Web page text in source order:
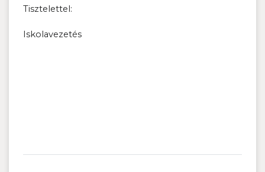
Tisztelettel:
Iskolavezetés